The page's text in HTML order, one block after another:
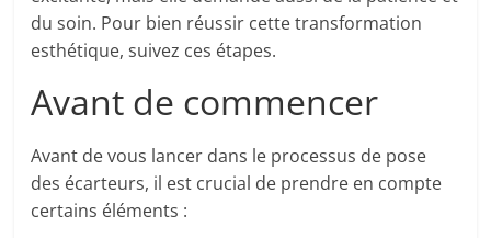
du soin. Pour bien réussir cette transformation
esthétique, suivez ces étapes.
Avant de commencer
Avant de vous lancer dans le processus de pose
des écarteurs, il est crucial de prendre en compte
certains éléments :